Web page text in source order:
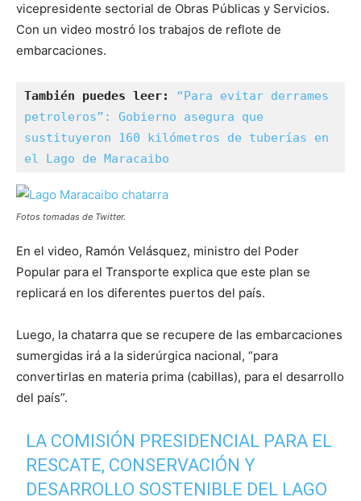
vicepresidente sectorial de Obras Públicas y Servicios.
Con un video mostró los trabajos de reflote de
embarcaciones.
También puedes leer:
“Para evitar derrames
petroleros”: Gobierno asegura que
sustituyeron 160 kilómetros de tuberías en
el Lago de Maracaibo
Fotos tomadas de Twitter.
En el video, Ramón Velásquez, ministro del Poder
Popular para el Transporte explica que este plan se
replicará en los diferentes puertos del país.
Luego, la chatarra que se recupere de las embarcaciones
sumergidas irá a la siderúrgica nacional, “para
convertirlas en materia prima (cabillas), para el desarrollo
del país”.
LA COMISIÓN PRESIDENCIAL PARA EL
RESCATE, CONSERVACIÓN Y
DESARROLLO SOSTENIBLE DEL LAGO